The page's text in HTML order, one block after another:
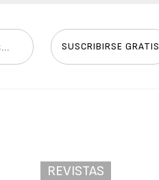
SUSCRIBIRSE GRATIS
REVISTAS